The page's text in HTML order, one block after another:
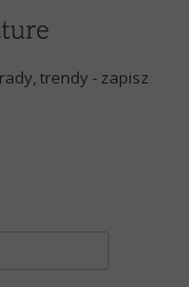
trendy - zapisz